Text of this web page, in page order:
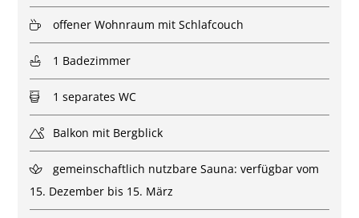
offener Wohnraum mit Schlafcouch
1 Badezimmer
1 separates WC
Balkon mit Bergblick
gemeinschaftlich nutzbare Sauna: verfügbar vom
15. Dezember bis 15. März